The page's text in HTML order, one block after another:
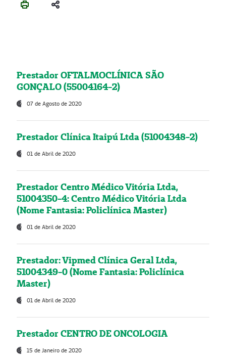
Prestador OFTALMOCLÍNICA SÃO
GONÇALO (55004164-2)
07 de Agosto de 2020
Prestador Clínica Itaipú Ltda (51004348-2)
01 de Abril de 2020
Prestador Centro Médico Vitória Ltda,
51004350-4: Centro Médico Vitória Ltda
(Nome Fantasia: Policlínica Master)
01 de Abril de 2020
Prestador: Vipmed Clínica Geral Ltda,
51004349-0 (Nome Fantasia: Policlínica
Master)
01 de Abril de 2020
Prestador CENTRO DE ONCOLOGIA
15 de Janeiro de 2020